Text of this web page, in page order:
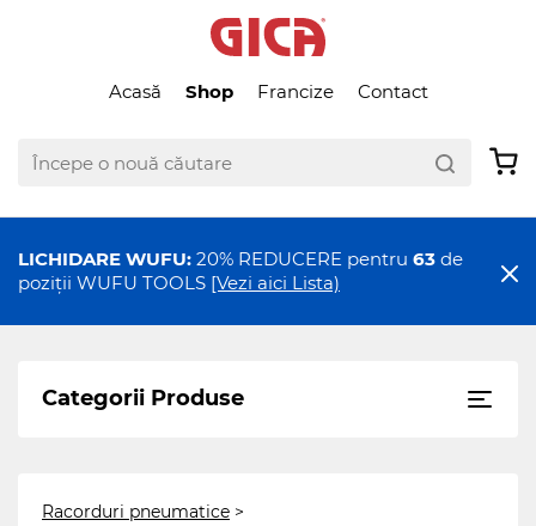
Acasă Shop Francize Contact
LICHIDARE WUFU: 20% REDUCERE pentru 63 de
poziții WUFU TOOLS [Vezi aici Lista)
Categorii Produse
Racorduri pneumatice >